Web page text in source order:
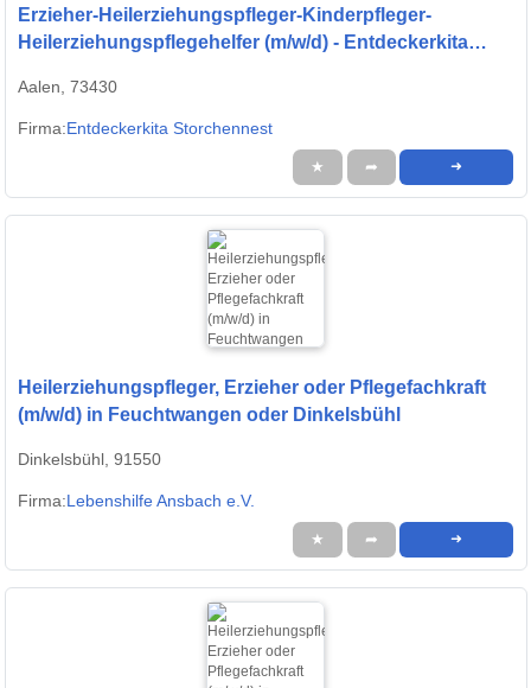
Erzieher-Heilerziehungspfleger-Kinderpfleger-
Heilerziehungspflegehelfer (m/w/d) - Entdeckerkita
Aalen, 73430
Firma:Entdeckerkita Storchennest
★ ➦ ➜
Heilerziehungspfleger, Erzieher oder Pflegefachkraft
(m/w/d) in Feuchtwangen oder Dinkelsbühl
Dinkelsbühl, 91550
Firma:Lebenshilfe Ansbach e.V.
★ ➦ ➜